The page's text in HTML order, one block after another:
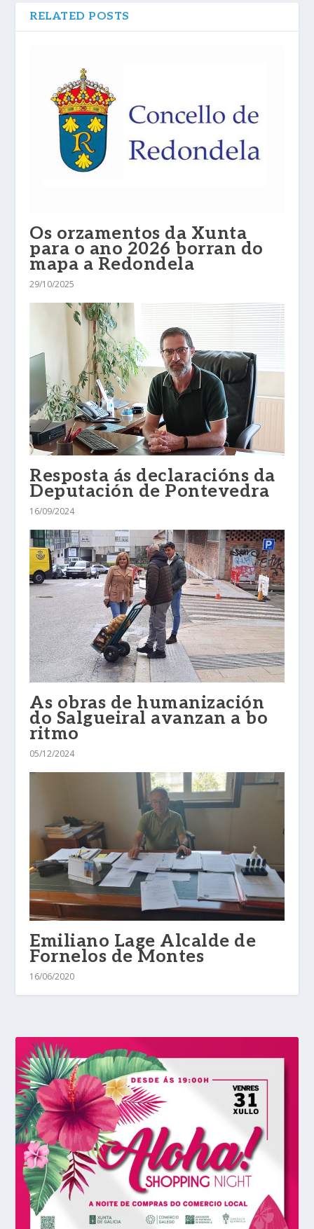
RELATED POSTS
Os orzamentos da Xunta
para o ano 2026 borran do
mapa a Redondela
29/10/2025
Resposta ás declaracións da
Deputación de Pontevedra
16/09/2024
As obras de humanización
do Salgueiral avanzan a bo
ritmo
05/12/2024
Emiliano Lage Alcalde de
Fornelos de Montes
16/06/2020